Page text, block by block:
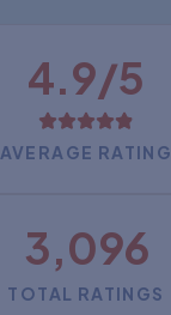
4.9/5
AVERAGE RATING
3,096
TOTAL RATINGS